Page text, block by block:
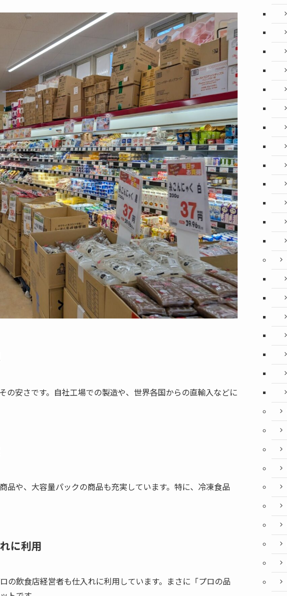
の安さです。自社工場での製造や、世界各国からの直輸入などに
品や、大容量パックの商品も充実しています。特に、冷凍食品
に利用
の飲食店経営者も仕入れに利用しています。まさに「プロの品